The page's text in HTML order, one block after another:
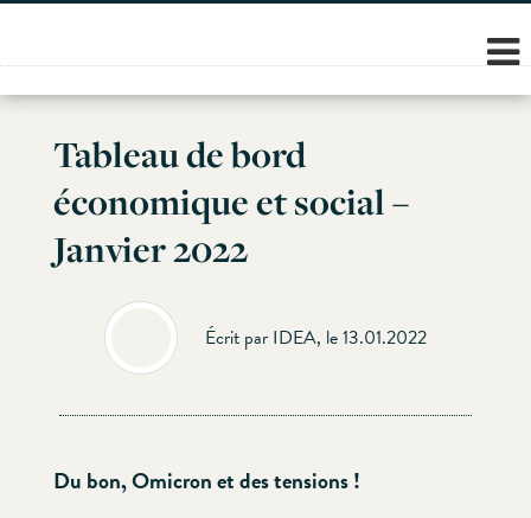
Skip
content
Tableau de bord
économique et social –
Janvier 2022
Écrit par IDEA, le 13.01.2022
Du bon, Omicron et des tensions !